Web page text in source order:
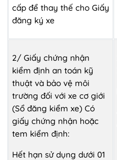
cấp để thay thế cho Giấy
đăng ký xe
2/ Giấy chứng nhận
kiểm định an toán kỹ
thuật và bảo vệ môi
trường đối với xe cơ giới
(Sổ đăng kiểm xe) Có
giấy chứng nhận hoặc
tem kiểm định:
Hết hạn sử dụng dưới 01